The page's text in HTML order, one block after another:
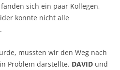
sich ein paar Kollegen,
konnte nicht alle
mussten wir den Weg nach
Problem darstellte. DAVID und